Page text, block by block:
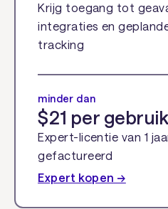
Krijg toegang tot
integraties en
tracking
minder dan
$21 per
Expert-licentie van 1
gefactureerd
Expert kopen →